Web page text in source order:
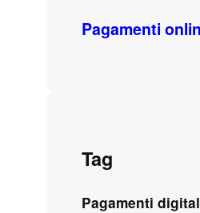
Pagamenti
Tag
Pagamenti